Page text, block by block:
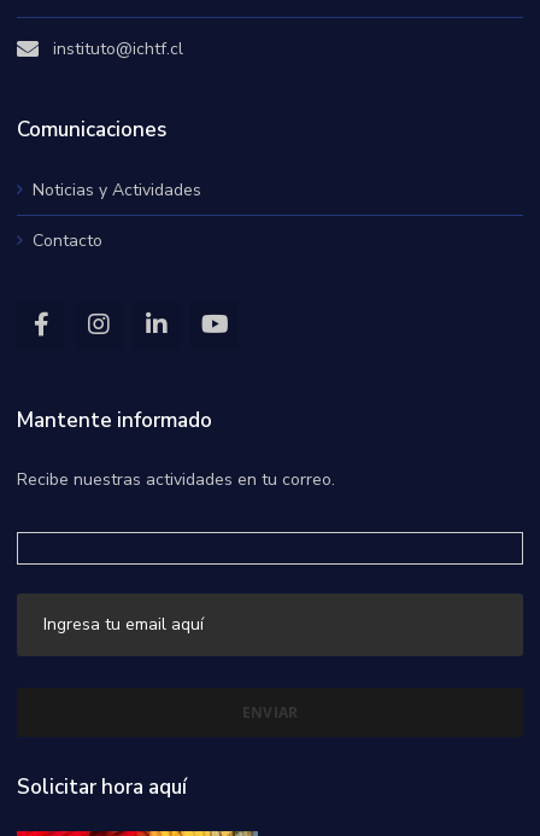
instituto@ichtf.cl
Comunicaciones
Noticias y Actividades
Contacto
Mantente informado
Recibe nuestras actividades en tu correo.
Solicitar hora aquí